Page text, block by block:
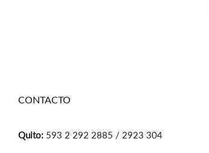
CONTACTO
Quito: 593 2 292 2885 / 2923 304